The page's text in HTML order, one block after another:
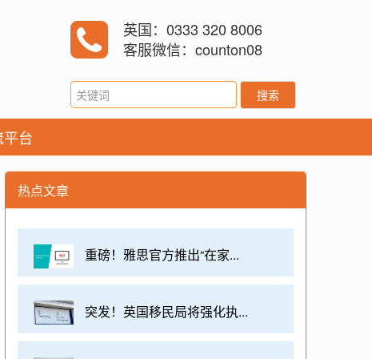
英国：0333 320 8006
客服微信：counton08
搜索
台
热点文章
重磅！雅思官方推出“在家...
突发！英国移民局将强化执...